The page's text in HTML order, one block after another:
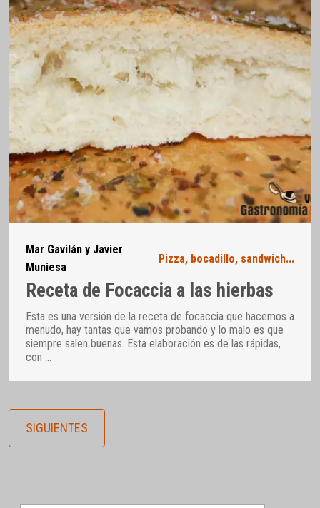
Mar Gavilán y Javier
Muniesa
Pizza, bocadillo, sandwich...
Receta de Focaccia a las hierbas
Esta es una versión de la receta de focaccia que hacemos a
menudo, hay tantas que vamos probando y lo malo es que
siempre salen buenas. Esta elaboración es de las rápidas,
con …
SIGUIENTES